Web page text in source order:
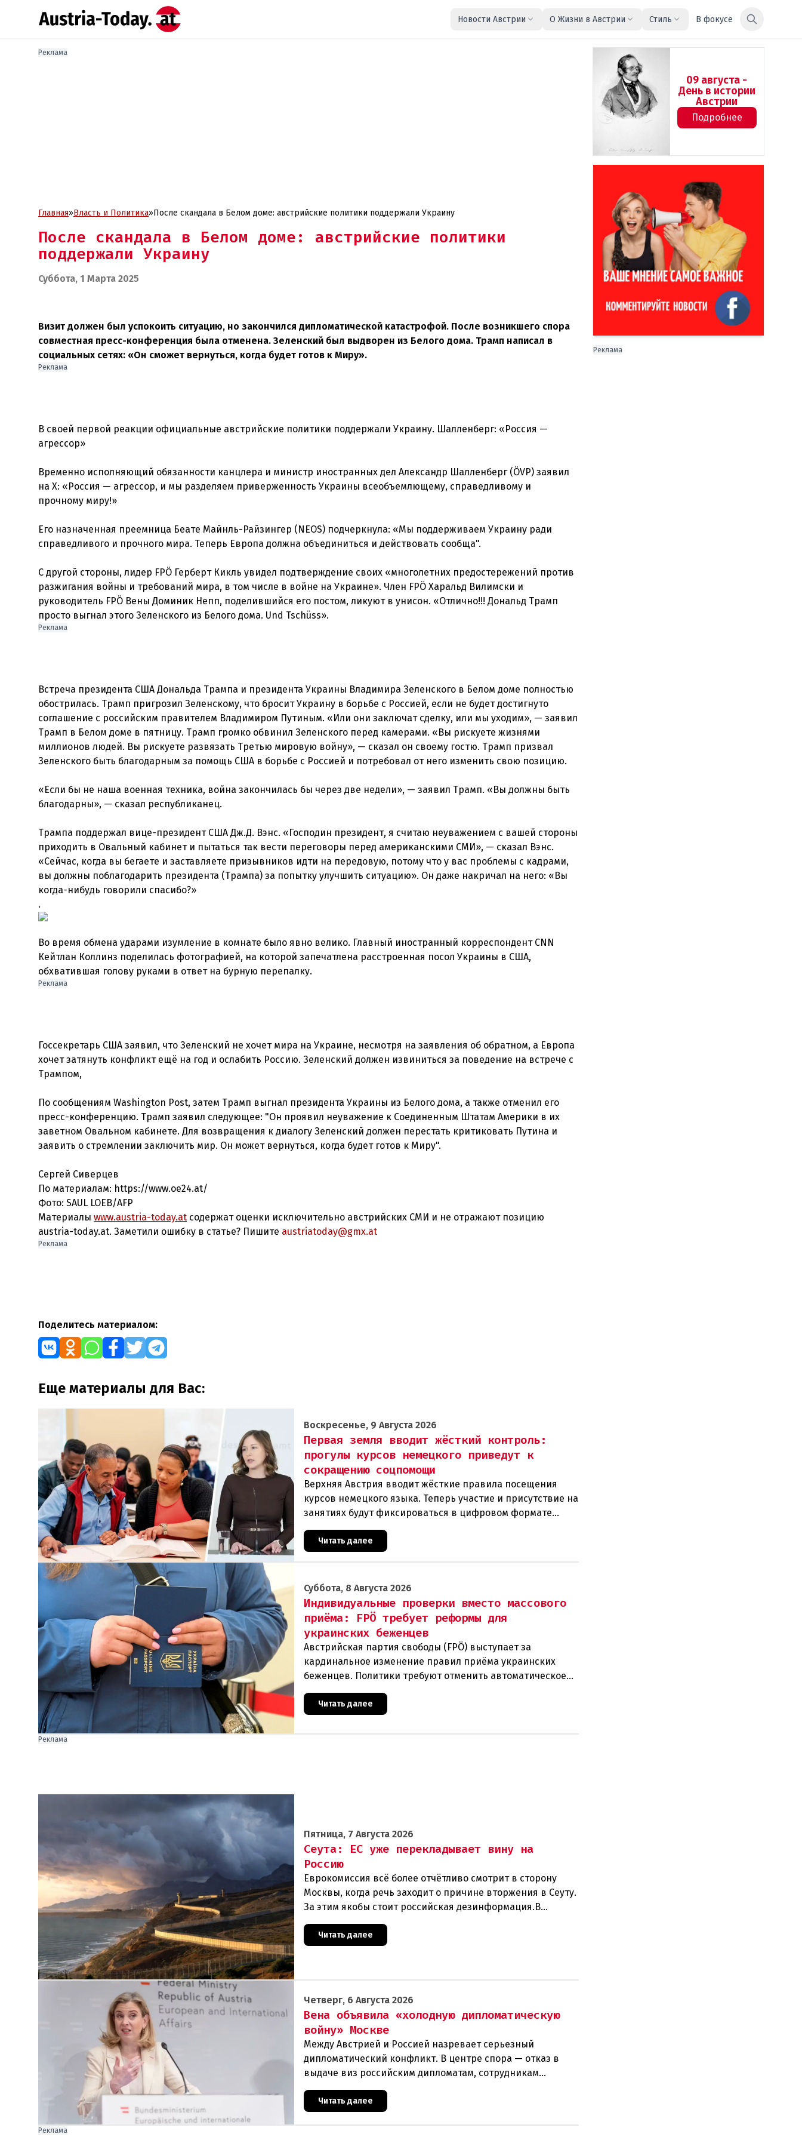
Новости Австрии О Жизни в Австрии Стиль В фокусе
Реклама
Главная»Власть и Политика»После скандала в Белом доме: австрийские политики поддержали Украину
После скандала в Белом доме: австрийские политики
поддержали Украину
Суббота, 1 Марта 2025
Визит должен был успокоить ситуацию, но закончился дипломатической катастрофой. После возникшего спора
совместная пресс-конференция была отменена. Зеленский был выдворен из Белого дома. Трамп написал в
социальных сетях: «Он сможет вернуться, когда будет готов к Миру».
Реклама
В своей первой реакции официальные австрийские политики поддержали Украину. Шалленберг: «Россия —
агрессор»
Временно исполняющий обязанности канцлера и министр иностранных дел Александр Шалленберг (ÖVP) заявил
на X: «Россия — агрессор, и мы разделяем приверженность Украины всеобъемлющему, справедливому и
прочному миру!»
Его назначенная преемница Беате Майнль-Райзингер (NEOS) подчеркнула: «Мы поддерживаем Украину ради
справедливого и прочного мира. Теперь Европа должна объединиться и действовать сообща".
С другой стороны, лидер FPÖ Герберт Кикль увидел подтверждение своих «многолетних предостережений против
разжигания войны и требований мира, в том числе в войне на Украине». Член FPÖ Харальд Вилимски и
руководитель FPÖ Вены Доминик Непп, поделившийся его постом, ликуют в унисон. «Отлично!!! Дональд Трамп
просто выгнал этого Зеленского из Белого дома. Und Tschüss».
Реклама
Встреча президента США Дональда Трампа и президента Украины Владимира Зеленского в Белом доме полностью
обострилась. Трамп пригрозил Зеленскому, что бросит Украину в борьбе с Россией, если не будет достигнуто
соглашение с российским правителем Владимиром Путиным. «Или они заключат сделку, или мы уходим», — заявил
Трамп в Белом доме в пятницу. Трамп громко обвинил Зеленского перед камерами. «Вы рискуете жизнями
миллионов людей. Вы рискуете развязать Третью мировую войну», — сказал он своему гостю. Трамп призвал
Зеленского быть благодарным за помощь США в борьбе с Россией и потребовал от него изменить свою позицию.
«Если бы не наша военная техника, война закончилась бы через две недели», — заявил Трамп. «Вы должны быть
благодарны», — сказал республиканец.
Трампа поддержал вице-президент США Дж.Д. Вэнс. «Господин президент, я считаю неуважением с вашей стороны
приходить в Овальный кабинет и пытаться так вести переговоры перед американскими СМИ», — сказал Вэнс.
«Сейчас, когда вы бегаете и заставляете призывников идти на передовую, потому что у вас проблемы с кадрами,
вы должны поблагодарить президента (Трампа) за попытку улучшить ситуацию». Он даже накричал на него: «Вы
когда-нибудь говорили спасибо?»
.
Во время обмена ударами изумление в комнате было явно велико. Главный иностранный корреспондент CNN
Кейтлан Коллинз поделилась фотографией, на которой запечатлена расстроенная посол Украины в США,
обхватившая голову руками в ответ на бурную перепалку.
Реклама
Госсекретарь США заявил, что Зеленский не хочет мира на Украине, несмотря на заявления об обратном, а Европа
хочет затянуть конфликт ещё на год и ослабить Россию. Зеленский должен извиниться за поведение на встрече с
Трампом,
По сообщениям Washington Post, затем Трамп выгнал президента Украины из Белого дома, а также отменил его
пресс-конференцию. Трамп заявил следующее: "Он проявил неуважение к Соединенным Штатам Америки в их
заветном Овальном кабинете. Для возвращения к диалогу Зеленский должен перестать критиковать Путина и
заявить о стремлении заключить мир. Он может вернуться, когда будет готов к Миру".
Сергей Сиверцев
По материалам: https://www.oe24.at/
Фото: SAUL LOEB/AFP
Материалы www.austria-today.at содержат оценки исключительно австрийских СМИ и не отражают позицию
austria-today.at. Заметили ошибку в статье? Пишите austriatoday@gmx.at
Реклама
Поделитесь материалом:
Еще материалы для Вас:
Воскресенье, 9 Августа 2026
Первая земля вводит жёсткий контроль:
прогулы курсов немецкого приведут к
сокращению соцпомощи
Верхняя Австрия вводит жёсткие правила посещения
курсов немецкого языка. Теперь участие и присутствие на
занятиях будут фиксироваться в цифровом формате
ежедневно. Те, кто без уважительной причины про
Читать далее
Суббота, 8 Августа 2026
Индивидуальные проверки вместо массового
приёма: FPÖ требует реформы для
украинских беженцев
Австрийская партия свободы (FPÖ) выступает за
кардинальное изменение правил приёма украинских
беженцев. Политики требуют отменить автоматическое
предоставление убежища и ввести индивидуальные
проверки
Читать далее
Реклама
Пятница, 7 Августа 2026
Сеута: ЕС уже перекладывает вину на
Россию
Еврокомиссия всё более отчётливо смотрит в сторону
Москвы, когда речь заходит о причине вторжения в Сеуту.
За этим якобы стоит российская дезинформация.В
течение нескольких дней около 72 000 человек п
Читать далее
Четверг, 6 Августа 2026
Вена объявила «холодную дипломатическую
войну» Москве
Между Австрией и Россией назревает серьезный
дипломатический конфликт. В центре спора — отказ в
выдаче виз российским дипломатам, сотрудникам
посольства и работникам международных организаций,
которые
Читать далее
Реклама
09 августа -
День в истории
Австрии
Подробнее
Реклама